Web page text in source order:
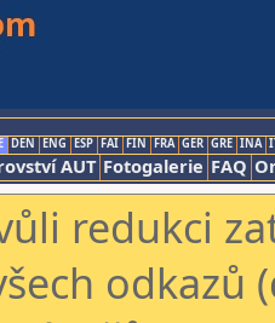
DEN ENG ESP FAI FIN FRA GER GRE INA
AUT Fotogalerie FAQ
redukci
odkazů